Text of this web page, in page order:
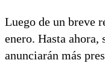
Luego de un breve
enero. Hasta
anunciarán más